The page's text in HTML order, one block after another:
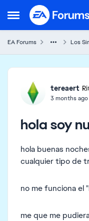
Open Side Menu
Skip to content
EA Forums Los
Forum
tereaert
3 months ago
hola soy
hola buenas
cualquier tipo de
no me funciona el
me que me